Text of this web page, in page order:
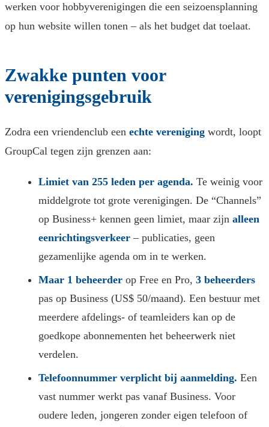
werken voor hobbyverenigingen die een seizoensplanning
op hun website willen tonen – als het budget dat toelaat.
Zwakke punten voor
verenigingsgebruik
Zodra een vriendenclub een echte vereniging wordt, loopt
GroupCal tegen zijn grenzen aan:
Limiet van 255 leden per agenda. Te weinig voor
middelgrote tot grote verenigingen. De “Channels”
op Business+ kennen geen limiet, maar zijn alleen
eenrichtingsverkeer – publicaties, geen
gezamenlijke agenda om in te werken.
Maar 1 beheerder op Free en Pro, 3 beheerders
pas op Business (US$ 50/maand). Een bestuur met
meerdere afdelings- of teamleiders kan op de
goedkope abonnementen het beheerwerk niet
verdelen.
Telefoonnummer verplicht bij aanmelding. Een
vast nummer werkt pas vanaf Business. Voor
oudere leden, jongeren zonder eigen telefoon of